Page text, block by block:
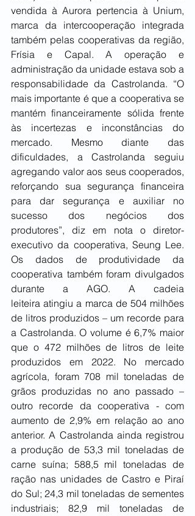
vendida à Aurora pertencia à Unium,
marca da intercooperação integrada
também pelas cooperativas da região,
Frísia e Capal. A operação e
administração da unidade estava sob a
responsabilidade da Castrolanda. “O
mais importante é que a cooperativa se
mantém financeiramente sólida frente
às incertezas e inconstâncias do
mercado. Mesmo diante das
dificuldades, a Castrolanda seguiu
agregando valor aos seus cooperados,
reforçando sua segurança financeira
para dar segurança e auxiliar no
sucesso dos negócios dos
produtores”, diz em nota o diretor-
executivo da cooperativa, Seung Lee.
Os dados de produtividade da
cooperativa também foram divulgados
durante a AGO. A cadeia
leiteira atingiu a marca de 504 milhões
de litros produzidos – um recorde para
a Castrolanda. O volume é 6,7% maior
que o 472 milhões de litros de leite
produzidos em 2022. No mercado
agrícola, foram 708 mil toneladas de
grãos produzidas no ano passado –
outro recorde da cooperativa - com
aumento de 2,9% em relação ao ano
anterior. A Castrolanda ainda registrou
a produção de 53,3 mil toneladas de
carne suína; 588,5 mil toneladas de
ração nas unidades de Castro e Piraí
do Sul; 24,3 mil toneladas de sementes
industriais; 82,9 mil toneladas de